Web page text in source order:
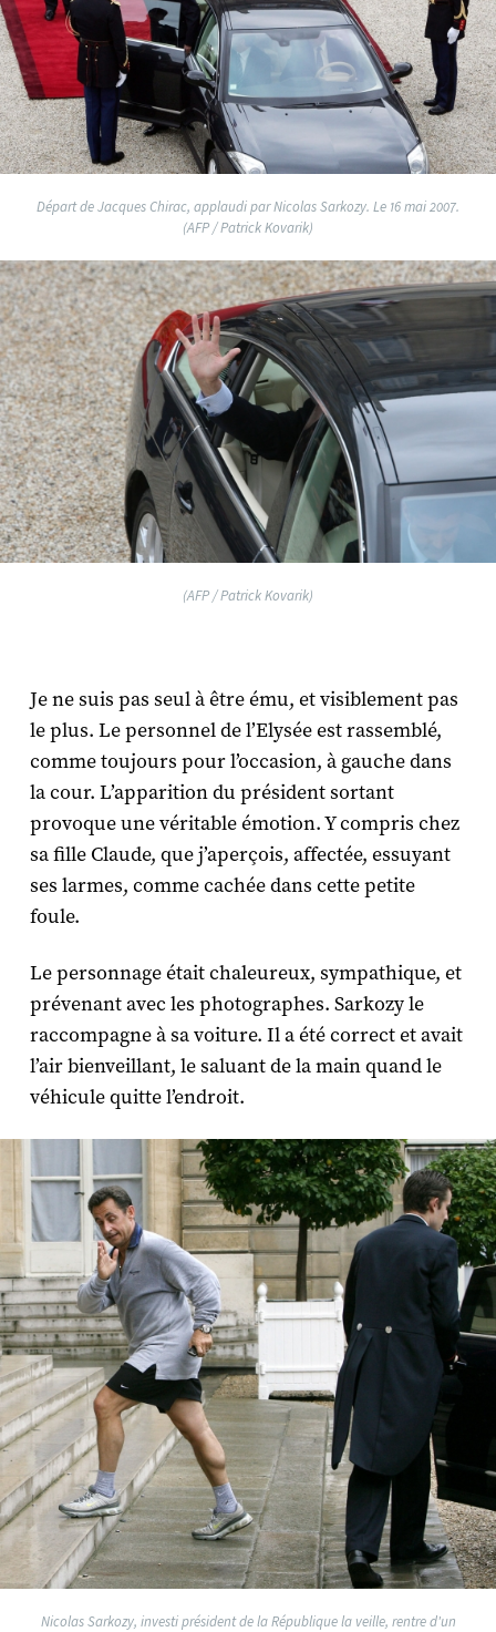
Départ de Jacques Chirac, applaudi par Nicolas Sarkozy. Le 16 mai 2007.
(AFP / Patrick Kovarik)
(AFP / Patrick Kovarik)
Je ne suis pas seul à être ému, et visiblement pas
le plus. Le personnel de l’Elysée est rassemblé,
comme toujours pour l’occasion, à gauche dans
la cour. L’apparition du président sortant
provoque une véritable émotion. Y compris chez
sa fille Claude, que j’aperçois, affectée, essuyant
ses larmes, comme cachée dans cette petite
foule.
Le personnage était chaleureux, sympathique, et
prévenant avec les photographes. Sarkozy le
raccompagne à sa voiture. Il a été correct et avait
l’air bienveillant, le saluant de la main quand le
véhicule quitte l’endroit.
Nicolas Sarkozy, investi président de la République la veille, rentre d'un